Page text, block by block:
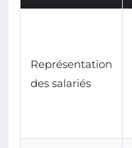
Représentation
des salariés